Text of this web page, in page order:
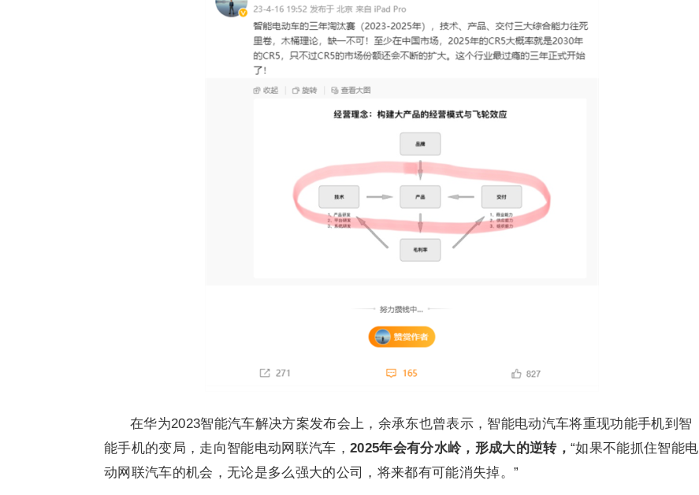
在华为2023智能汽车解决方案发布会上，余承东也曾表示，智能电动汽车将重现功能手机到智
能手机的变局，走向智能电动网联汽车， 2025年会有分水岭，形成大的逆转， “如果不能抓住智能电
动网联汽车的机会，无论是多么强大的公司，将来都有可能消失掉。”